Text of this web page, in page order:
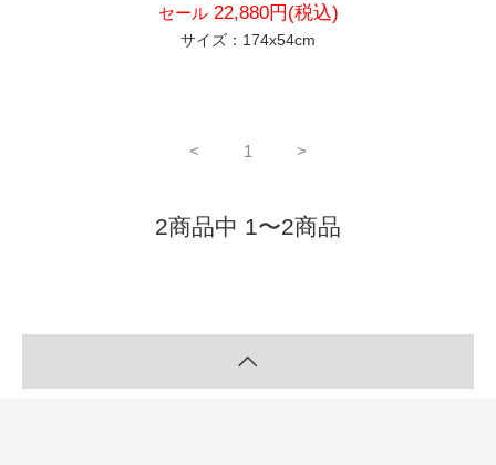
セール22,880円(税込)
サイズ：174x54cm
< 1 >
2商品中 1〜2商品